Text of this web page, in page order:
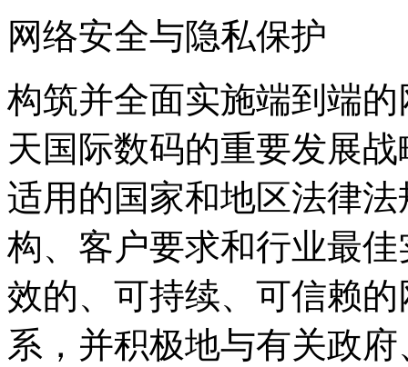
网络安全与隐私保护
构筑并全面实施端到端
天国际数码的重要发展
适用的国家和地区法律法
构、客户要求和行业最
效的、可持续、可信
系，并积极地与有关政府